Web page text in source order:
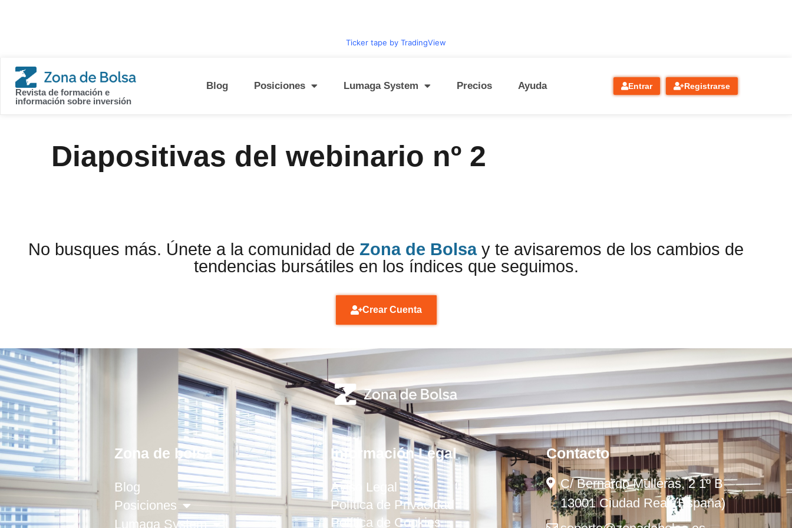
Ticker tape by TradingView
Revista de formación e
información sobre inversión
Blog Posiciones Lumaga System Precios Ayuda Entrar Registrarse
Diapositivas del webinario nº 2
No busques más. Únete a la comunidad de Zona de Bolsay te avisaremos de los cambios de
tendencias bursátiles en los índices que seguimos.
Crear Cuenta
Zona de bolsa
Blog
Posiciones
Lumaga System
Información Legal
Aviso Legal
Política de Privacidad
Política de Cookies
Contacto
C/ Bernardo Mulleras, 2 1º B
13001 Ciudad Real (España)